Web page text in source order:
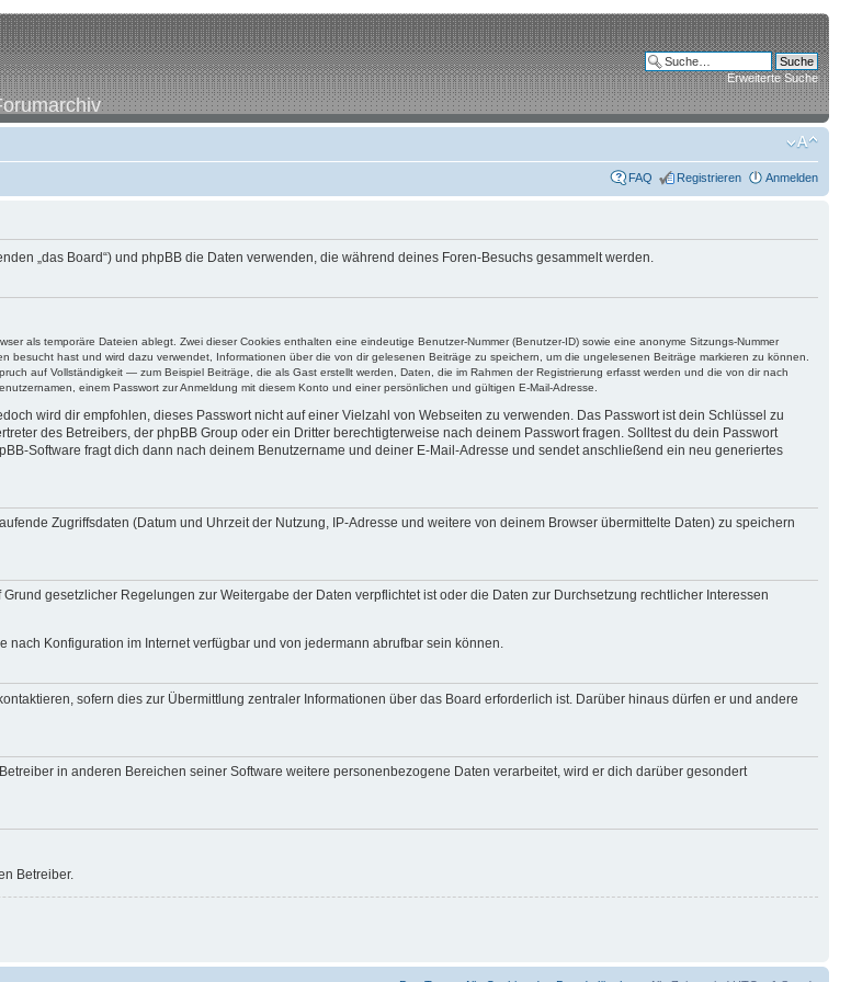
Erweiterte Suche
FAQ Registrieren Anmelden
„das Board“) und phpBB die Daten verwenden, die während deines Foren-Besuchs gesammelt werden.
als temporäre Dateien ablegt. Zwei dieser Cookies enthalten eine eindeutige Benutzer-Nummer (Benutzer-ID) sowie eine anonyme Sitzungs-Nummer
hast und wird dazu verwendet, Informationen über die von dir gelesenen Beiträge zu speichern, um die ungelesenen Beiträge markieren zu können.
auf Vollständigkeit — zum Beispiel Beiträge, die als Gast erstellt werden, Daten, die im Rahmen der Registrierung erfasst werden und die von dir nach
einem Passwort zur Anmeldung mit diesem Konto und einer persönlichen und gültigen E-Mail-Adresse.
wird dir empfohlen, dieses Passwort nicht auf einer Vielzahl von Webseiten zu verwenden. Das Passwort ist dein Schlüssel zu
des Betreibers, der phpBB Group oder ein Dritter berechtigterweise nach deinem Passwort fragen. Solltest du dein Passwort
Software fragt dich dann nach deinem Benutzername und deiner E-Mail-Adresse und sendet anschließend ein neu generiertes
Zugriffsdaten (Datum und Uhrzeit der Nutzung, IP-Adresse und weitere von deinem Browser übermittelte Daten) zu speichern
gesetzlicher Regelungen zur Weitergabe der Daten verpflichtet ist oder die Daten zur Durchsetzung rechtlicher Interessen
Konfiguration im Internet verfügbar und von jedermann abrufbar sein können.
sofern dies zur Übermittlung zentraler Informationen über das Board erforderlich ist. Darüber hinaus dürfen er und andere
in anderen Bereichen seiner Software weitere personenbezogene Daten verarbeitet, wird er dich darüber gesondert
Betreiber.